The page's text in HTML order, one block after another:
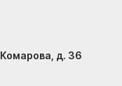
д. 36